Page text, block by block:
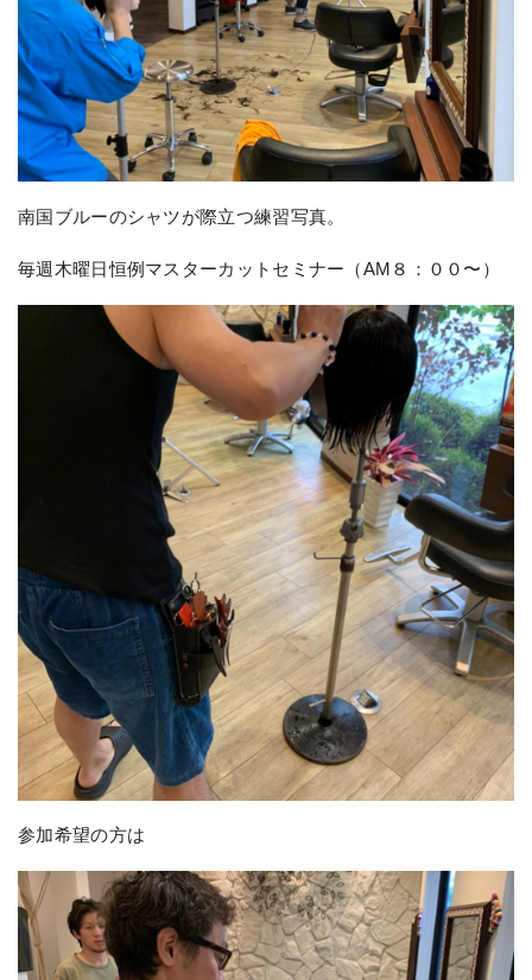
南国ブルーのシャツが際立つ練習写真。
毎週木曜日恒例マスターカットセミナー（AM８：００〜）
参加希望の方は